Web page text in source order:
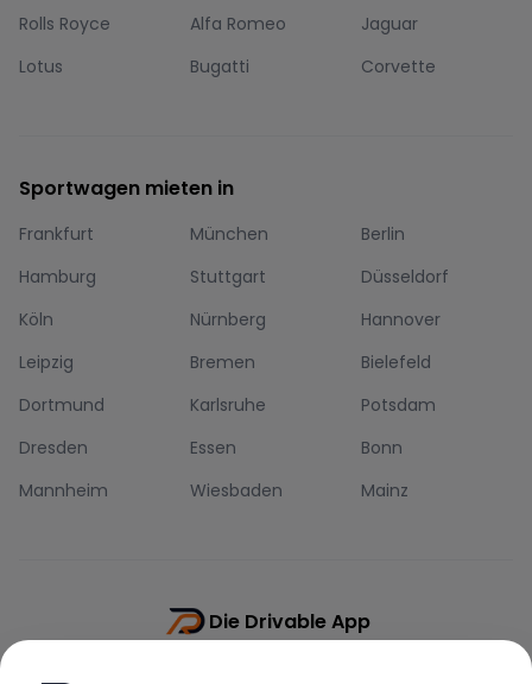
Rolls Royce
Alfa Romeo
Jaguar
Lotus
Bugatti Corvette
Sportwagen mieten in
Frankfurt München
Berlin
Hamburg
Stuttgart
Düsseldorf
Köln
Nürnberg
Hannover
Leipzig
Bremen
Bielefeld
Dortmund
Karlsruhe
Potsdam
Dresden
Essen
Bonn
Mannheim
Wiesbaden Mainz
Die Drivable App